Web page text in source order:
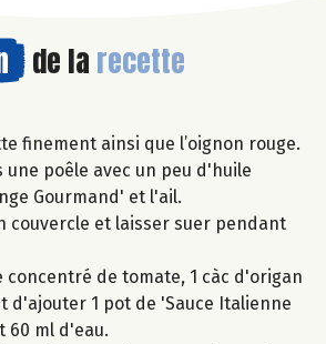
de la recette
finement ainsi que l’oignon rouge.
une poêle avec un peu d'huile
Gourmand' et l'ail.
couvercle et laisser suer pendant
concentré de tomate, 1 càc d'origan
d'ajouter 1 pot de 'Sauce Italienne
60 ml d'eau.